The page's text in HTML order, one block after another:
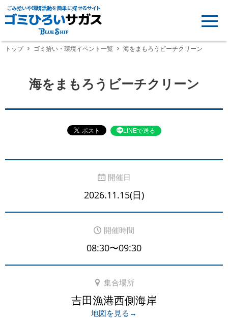
ごみ拾いや環境活動を簡単に探せるサイト
トップ ゴミ拾い・環境イベント一覧 海をまもろうビーチクリーン
海をまもろうビーチクリーン
LINEで送る
開催日
2026.11.15(日)
開催時間
08:30〜09:30
集合場所
吉田漁港西側海岸
地図を見る→